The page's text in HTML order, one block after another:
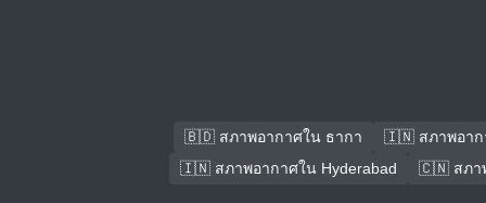
🇧🇩 สภาพอากาศใน ธากา
🇮🇳 สภาพอาก
🇮🇳 สภาพอากาศใน Hyderabad
🇨🇳 สภาพ